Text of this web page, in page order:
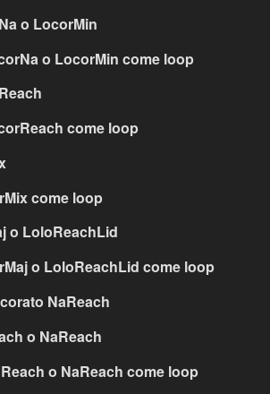
o LocorMin
o LocorMin come loop
come loop
come loop
o LoloReachLid
o LoloReachLid come loop
NaReach
o NaReach
o NaReach come loop